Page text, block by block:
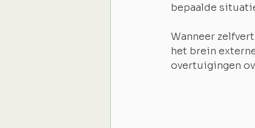
bepaalde
Wanneer
het brein
overtuigingen